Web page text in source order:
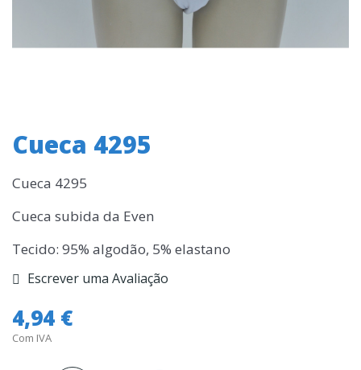
Cueca 4295
Cueca 4295
Cueca subida da Even
Tecido: 95% algodão, 5% elastano
Escrever uma Avaliação
4,94 €
Com IVA